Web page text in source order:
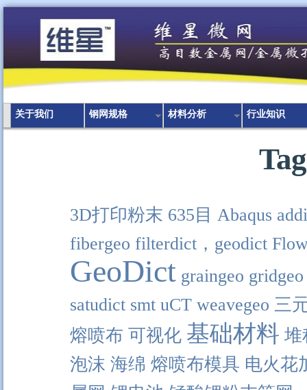
关于我们 钢网规格 材料分析 行业知识
3D打印粉末 635目 Abaqus
fibergeo filterdict，geodict
GeoDict graingeo gridgeo
satudict smt uCT weavegeo 三
熔喷布 可视化 基础材料 堆
泡沫 海绵 熔喷布模具 电火花